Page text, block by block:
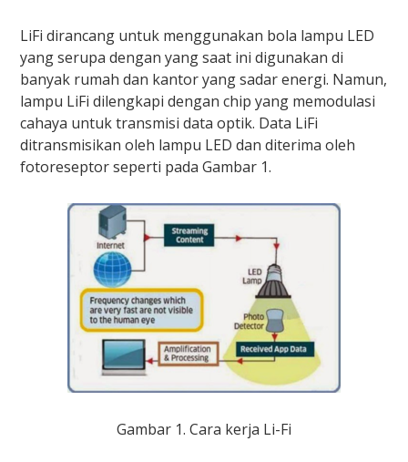
LiFi dirancang untuk menggunakan bola lampu LED
yang serupa dengan yang saat ini digunakan di
banyak rumah dan kantor yang sadar energi. Namun,
lampu LiFi dilengkapi dengan chip yang memodulasi
cahaya untuk transmisi data optik. Data LiFi
ditransmisikan oleh lampu LED dan diterima oleh
fotoreseptor seperti pada Gambar 1.
Gambar 1. Cara kerja Li-Fi